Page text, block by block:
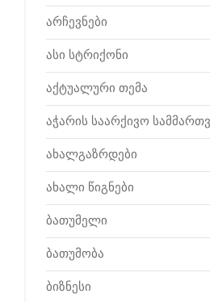
არჩევნები
ასი სტრიქონი
აქტუალური თემა
აჭარის საარქივო
ახალგაზრდები
ახალი წიგნები
ბათუმელი
ბათუმობა
ბიზნესი